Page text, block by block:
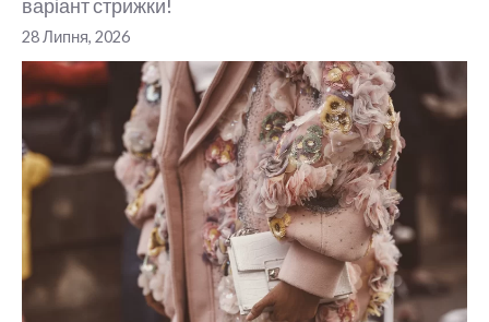
варіант стрижки!
28 Липня, 2026